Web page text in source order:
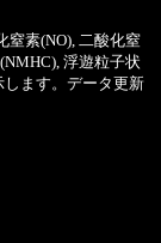
窒素(NO), 二酸化窒
浮遊粒子状
します。データ更新